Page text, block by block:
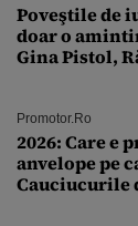
Poveştile de
doar o
Gina Pistol,
Promotor.ro
2026: Care e
anvelope pe
Cauciucurile